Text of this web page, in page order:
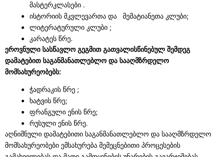
მასტერკლასები .
ისტორიის მკვლევართა და მემატიანეთა კლუბი;
ლიტერატურული კლუბი ;
კარატეს წრე.
ეროვნული სასწავლო გეგმით გათვალისწინებულ შემდეგ
დამატებით საგანმანათლებლო და სააღმზრდელო
მომსახურეობებს:
ჭადრაკის წრე ;
ხატვის წრე;
ფრანგული ენის წრე;
რუსული ენის წრე.
აღნიშნული დამატებითი საგანმანათლებლო და სააღმზრდელო
მომსახურეობები ემსახურება შემეცნებითი პროცესების